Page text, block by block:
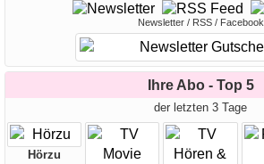
Newsletter / RSS / Facebook
Ihre Abo - Top 5
der letzten 3 Tage
Hörzu